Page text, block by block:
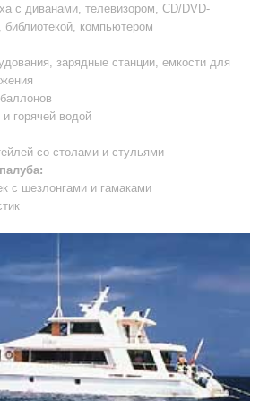
с диванами, телевизором, CD/DVD-
библиотекой, компьютером
зарядные станции, емкости для
горячей водой
со столами и стульями
с шезлонгами и гамаками